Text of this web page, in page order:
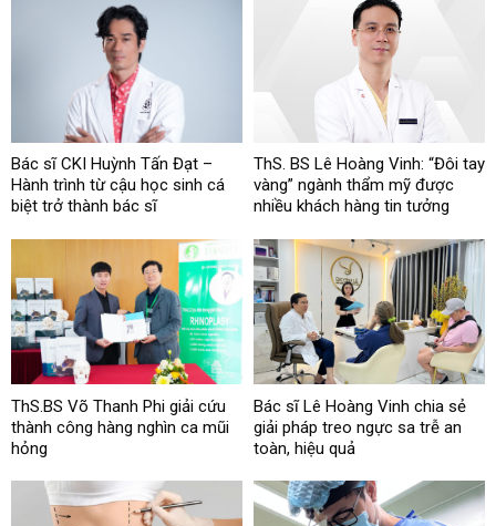
Bác sĩ CKI Huỳnh Tấn Đạt –
Hành trình từ cậu học sinh cá
biệt trở thành bác sĩ
ThS. BS Lê Hoàng Vinh: “Đôi tay
vàng” ngành thẩm mỹ được
nhiều khách hàng tin tưởng
ThS.BS Võ Thanh Phi giải cứu
thành công hàng nghìn ca mũi
hỏng
Bác sĩ Lê Hoàng Vinh chia sẻ
giải pháp treo ngực sa trễ an
toàn, hiệu quả